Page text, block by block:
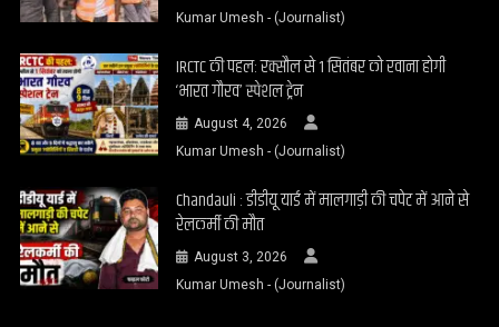
Kumar Umesh - (Journalist)
IRCTC की पहल: रक्सौल से 1 सितंबर को रवाना होगी
‘भारत गौरव’ स्पेशल ट्रेन
August 4, 2026
Kumar Umesh - (Journalist)
Chandauli : डीडीयू यार्ड में मालगाड़ी की चपेट में आने से
रेलकर्मी की मौत
August 3, 2026
Kumar Umesh - (Journalist)